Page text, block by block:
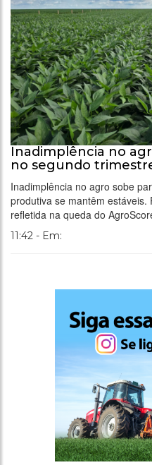
Inadimplência no
no segundo
Inadimplência no agro sobe
produtiva se mantêm
refletida na queda do
11:42 - Em: